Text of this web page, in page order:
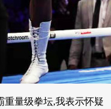
重量级拳坛,我表示怀疑